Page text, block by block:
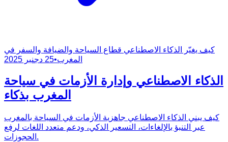
كيف يغيّر الذكاء الاصطناعي قطاع السياحة والضيافة والسفر في
المغرب•25 دجنبر 2025
الذكاء الاصطناعي وإدارة الأزمات في سياحة
المغرب بذكاء
كيف يبني الذكاء الاصطناعي جاهزية الأزمات في السياحة بالمغرب
عبر التنبؤ بالإلغاءات، التسعير الذكي، ودعم متعدد اللغات لرفع
الحجوزات.